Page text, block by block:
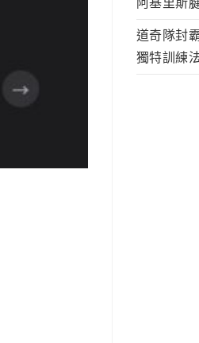
阿基里斯
道奇隊封
獨特訓練